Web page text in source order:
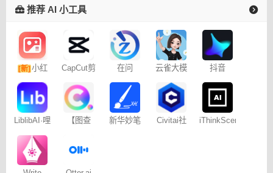
推荐 AI 小工具
[新] 小红
书图文笔
记
CapCut剪
在问
云雀大模
抖音
– 免费
LiblibAI·哩
【图查
版权查询
神器
新华妙笔
Civitai社
iThinkScene